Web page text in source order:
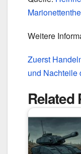
Weitere
Zuerst
und Nachteile
Related